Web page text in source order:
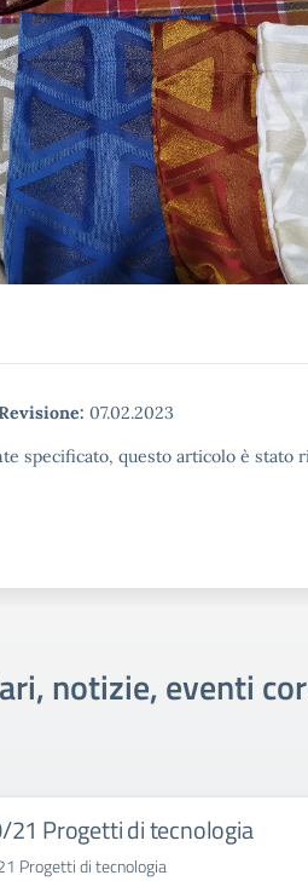
07.02.2023
specificato, questo articolo è
notizie, eventi
21 Progetti di tecnologia
Progetti di tecnologia